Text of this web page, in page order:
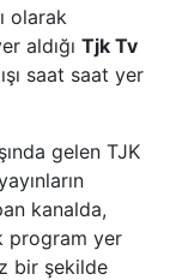
olarak
aldığı Tjk Tv
saat saat yer
gelen TJK
kanalda,
program yer
bir şekilde